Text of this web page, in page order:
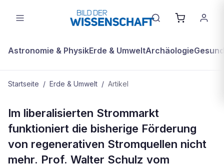
Astronomie & PhysikErde & UmweltArchäologie
Startseite / Erde & Umwelt / Artikel
Hat Öko-Strom jetzt noch Chancen?
Im liberalisierten Strommarkt
funktioniert die bisherige Förderung
von regenerativen Stromquellen nicht
mehr. Prof. Walter Schulz vom